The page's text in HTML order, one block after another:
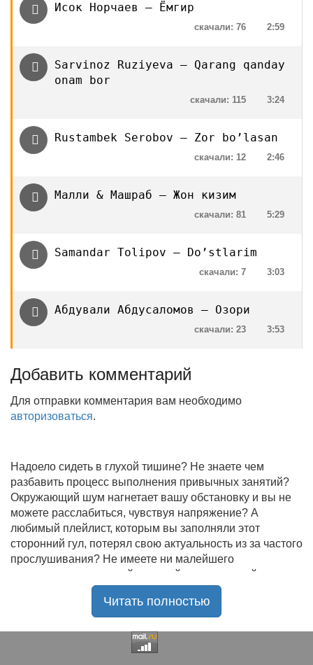
Исок Норчаев — Ёмгир
2:59
скачали: 76
Sarvinoz Ruziyeva — Qarang qanday
onam bor
3:24
скачали: 115
Rustambek Serobov — Zor bo’lasan
2:46
скачали: 12
Малли & Машраб — Жон кизим
5:29
скачали: 81
Samandar Tolipov — Do’stlarim
3:03
скачали: 7
Абдували Абдусаломов — Озори
3:53
скачали: 23
Добавить комментарий
Для отправки комментария вам необходимо
авторизоваться.
Надоело сидеть в глухой тишине? Не знаете чем
разбавить процесс выполнения привычных занятий?
Окружающий шум нагнетает вашу обстановку и вы не
можете расслабиться, чувствуя напряжение? А
любимый плейлист, которым вы заполняли этот
сторонний гул, потерял свою актуальность из за частого
прослушивания? Не имеете ни малейшего
представления, где найти новый качественный контент
на замену старому? В таком случае вы обратились по
радостью приветствует своих старых и новых
Читать полностью